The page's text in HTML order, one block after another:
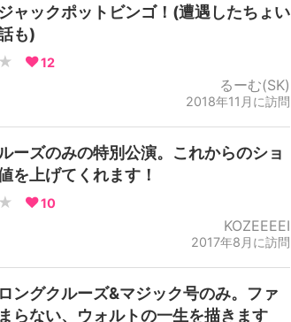
ャックポットビンゴ！(遭遇したちょい
も)
12
るーむ(SK)
2018年11月に訪問
ーズのみの特別公演。これからのショ
を上げてくれます！
★ 10
KOZEEEEI
2017年8月に訪問
ングクルーズ&マジック号のみ。ファ
らない、ウォルトの一生を描きます